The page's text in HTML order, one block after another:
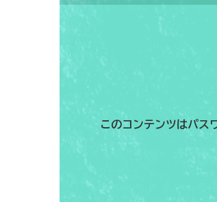
このコンテンツはパス